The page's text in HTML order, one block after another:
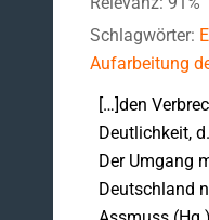
Schlagwörter:
Aufarbeitung
[…]den
Deutlichkeit,
Der Umgang
Deutschland